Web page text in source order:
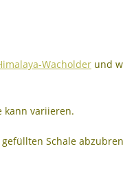
Wacholder und
kann variieren.
Schale